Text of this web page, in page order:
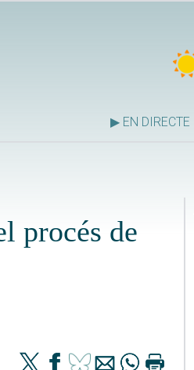
▶ EN DIRECTE
procés de